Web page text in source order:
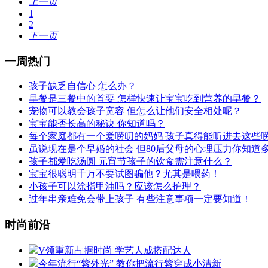
1
2
下一页
一周热门
孩子缺乏自信心 怎么办？
早餐是三餐中的首要 怎样快速让宝宝吃到营养的早餐？
宠物可以教会孩子宽容 但怎么让他们安全相处呢？
宝宝能否长高的秘诀 你知道吗？
每个家庭都有一个爱唠叨的妈妈 孩子真得能听进去这些
虽说现在是个早婚的社会 但80后父母的心理压力你知道
孩子都爱吃汤圆 元宵节孩子的饮食需注意什么？
宝宝很聪明千万不要试图骗他？尤其是喂药！
小孩子可以涂指甲油吗？应该怎么护理？
过年串亲难免会带上孩子 有些注意事项一定要知道！
时尚前沿
V领重新占据时尚 学艺人成搭配达人
今年流行“紫外光” 教你把流行紫穿成小清新